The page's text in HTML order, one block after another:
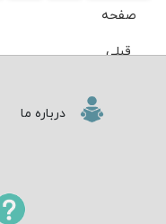
صفحه
قبلی
درباره ما